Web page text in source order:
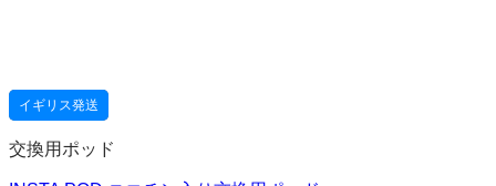
イギリス発送
交換用ポッド